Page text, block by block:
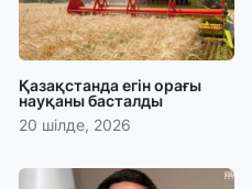
Қазақстанда егін орағы
науқаны басталды
20 шілде, 2026